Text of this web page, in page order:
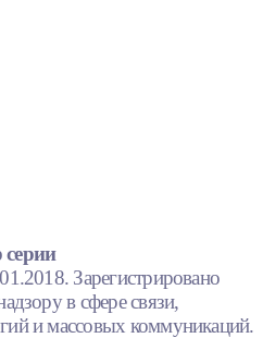
Зарегистрировано
в сфере связи,
и массовых коммуникаций.